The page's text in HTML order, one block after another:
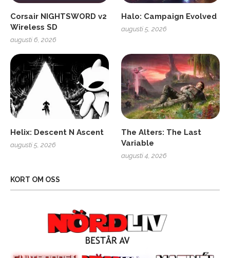
Corsair NIGHTSWORD v2
Wireless SD
augusti 6, 2026
Halo: Campaign Evolved
augusti 5, 2026
Helix: Descent N Ascent
augusti 5, 2026
The Alters: The Last
Variable
augusti 4, 2026
KORT OM OSS